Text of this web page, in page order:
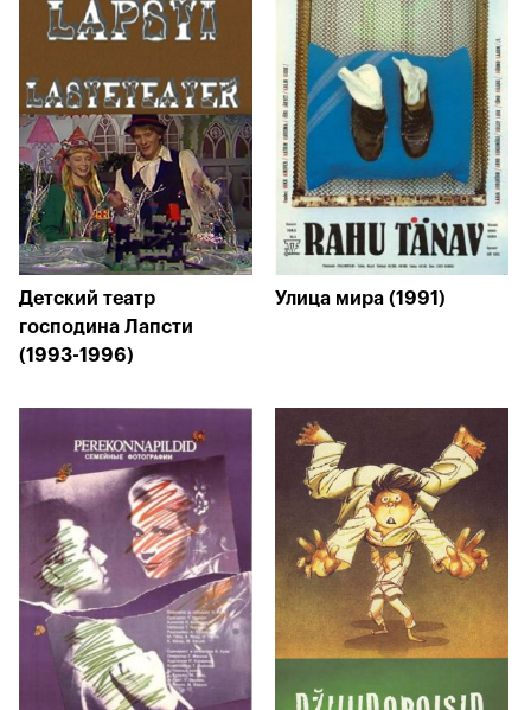
Детский театр
господина Лапсти
(1993-1996)
Улица мира (1991)